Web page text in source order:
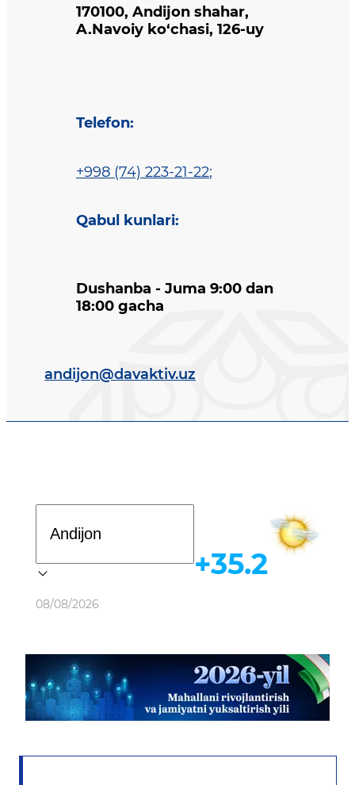
170100, Andijon shahar,
A.Navoiy ko‘chasi, 126-uy
Telefon:
+998 (74) 223-21-22;
Qabul kunlari:
Dushanba - Juma 9:00 dan
18:00 gacha
andijon@davaktiv.uz
Ob-havo
08/08/2026
+35.2